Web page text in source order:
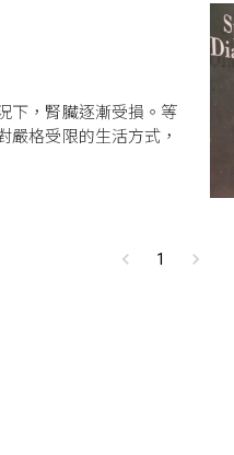
下，腎臟逐漸受損。等
嚴格受限的生活方式，
1